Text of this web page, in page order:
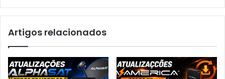
Artigos relacionados